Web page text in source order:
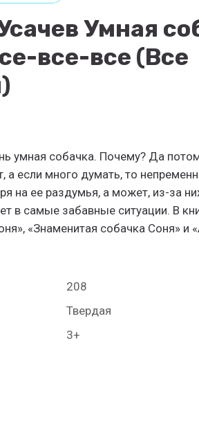
Умная
все-все (Все
умная собачка. Почему? Да
а если много думать, то
на ее раздумья, а может, из-за
в самые забавные ситуации. В
«Знаменитая собачка Соня» и
208
Твердая
3+